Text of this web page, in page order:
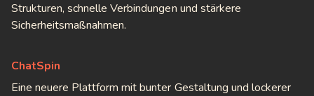
Strukturen, schnelle Verbindungen und stärkere
Sicherheitsmaßnahmen.
ChatSpin
Eine neuere Plattform mit bunter Gestaltung und lockerer